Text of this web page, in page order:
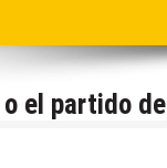
el partido de